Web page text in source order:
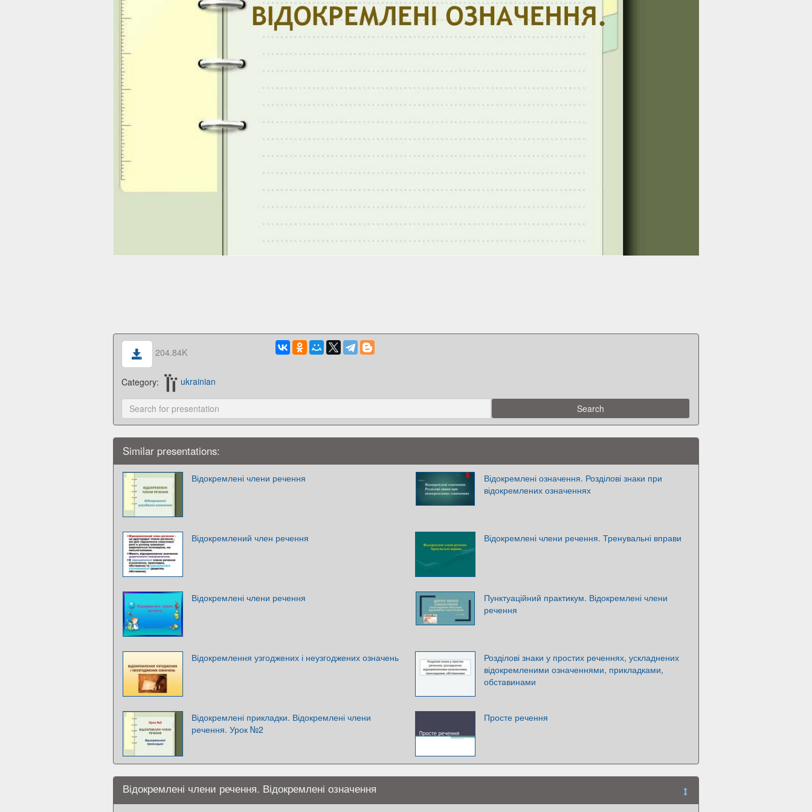
204.84K
Category: ukrainian
Similar presentations:
Відокремлені члени речення
Відокремлені означення. Розділові знаки при
відокремлених означеннях
Відокремлений член речення Відокремлені члени речення. Тренувальні вправи
Відокремлені члени речення
Пунктуаційний практикум. Відокремлені члени
речення
Відокремлення узгоджених і неузгоджених означень
Розділові знаки у простих реченнях, ускладнених
відокремленими означеннями, прикладками,
обставинами
Відокремлені прикладки. Відокремлені члени
речення. Урок №2
Просте речення
Відокремлені члени речення. Відокремлені означення